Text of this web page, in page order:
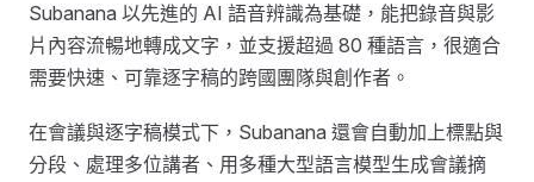
Subanana 以先進的 AI 語音辨識為基礎，能把錄音與影
片內容流暢地轉成文字，並支援超過 80 種語言，很適合
需要快速、可靠逐字稿的跨國團隊與創作者。
在會議與逐字稿模式下，Subanana 還會自動加上標點與
分段、處理多位講者、用多種大型語言模型生成會議摘